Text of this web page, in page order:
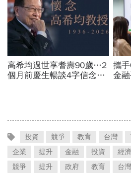
高希均過世享耆壽90歲…2
個月前慶生暢談4字信念，
攜手CDP
金融平台
世
投資 競爭 教育 台灣
企業
提升 金融 投資 經濟
競爭
提升 政府 教育 台灣